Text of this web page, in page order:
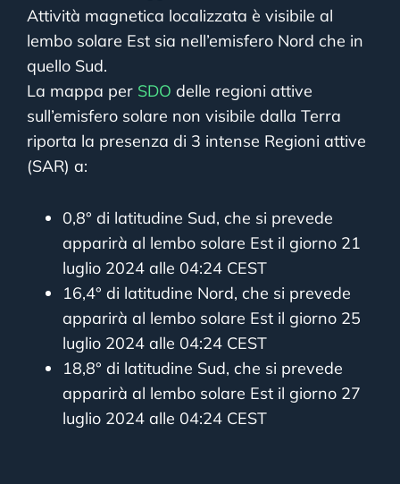
Attività magnetica localizzata è visibile al
lembo solare Est sia nell’emisfero Nord che in
quello Sud.
La mappa per SDO delle regioni attive
sull’emisfero solare non visibile dalla Terra
riporta la presenza di 3 intense Regioni attive
(SAR) a:
0,8° di latitudine Sud, che si prevede
apparirà al lembo solare Est il giorno 21
luglio 2024 alle 04:24 CEST
16,4° di latitudine Nord, che si prevede
apparirà al lembo solare Est il giorno 25
luglio 2024 alle 04:24 CEST
18,8° di latitudine Sud, che si prevede
apparirà al lembo solare Est il giorno 27
luglio 2024 alle 04:24 CEST